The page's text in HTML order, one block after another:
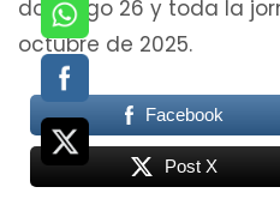
domingo 26 y toda la
octubre de 2025.
Facebook
Post X